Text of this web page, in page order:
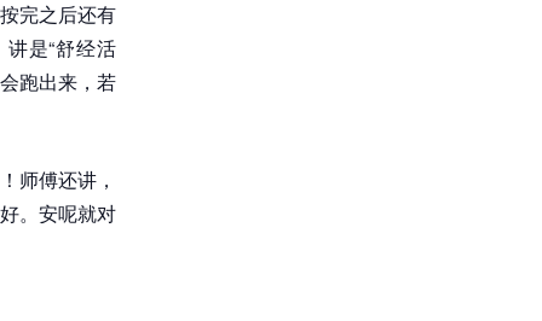
完之后还有
是“舒经活
跑出来，若
师傅还讲，
。安呢就对